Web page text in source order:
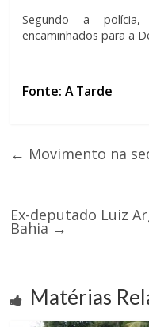
Segundo a
encaminhados para a
Fonte: A Tarde
← Movimento na
Ex-deputado Luiz
Bahia →
Matérias